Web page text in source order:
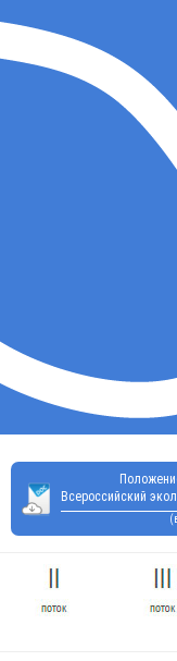
Всероссийский